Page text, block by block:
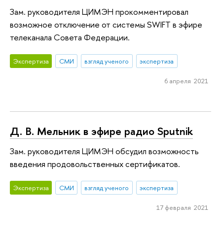
Зам. руководителя ЦИМЭН прокомментировал
возможное отключение от системы SWIFT в эфире
телеканала Совета Федерации.
Экспертиза СМИ взгляд ученого экспертиза
6 апреля 2021
Д. В. Мельник в эфире радио Sputnik
Зам. руководителя ЦИМЭН обсудил возможность
введения продовольственных сертификатов.
Экспертиза СМИ взгляд ученого экспертиза
17 февраля 2021